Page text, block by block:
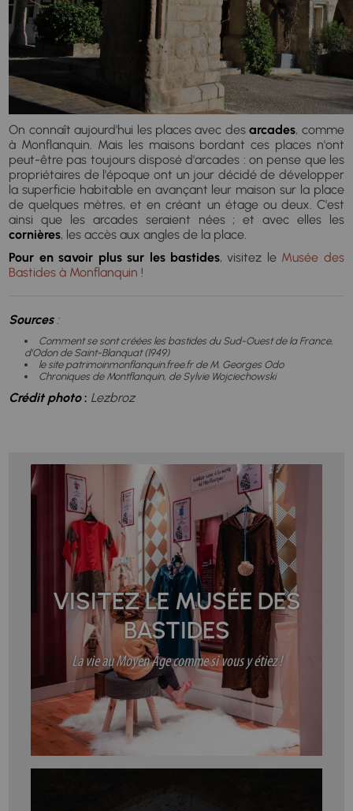
On connaît aujourd'hui les places avec desarcades, comme
à Monflanquin. Mais les maisons bordant ces places n'ont
peut-être pas toujours disposé d'arcades : on pense que les
propriétaires de l'époque ont un jour décidé de développer
la superficie habitable en avançant leur maison sur la place
de quelques mètres, et en créant un étage ou deux. C'est
ainsi que les arcades seraient nées ; et avec elles les
cornières, les accès aux angles de la place.
Pour en savoir plus sur les bastides, visitez le Musée des
Bastides à Monflanquin !
Sources:
Comment se sont créées les bastides du Sud-Ouest de la France,
d'Odon de Saint-Blanquat (1949)
le site patrimoinmonflanquin.free.fr de M. Georges Odo
Chroniques de Montflanquin, de Sylvie Wojciechowski
Crédit photo: Lezbroz
VISITEZ LE MUSÉE DES
BASTIDES
La vie au Moyen Âge comme si vous y étiez !